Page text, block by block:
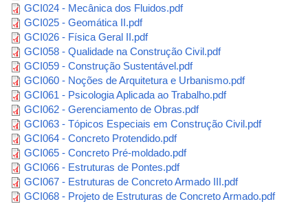
GCI024 - Mecânica dos Fluidos.pdf
GCI025 - Geomática II.pdf
GCI026 - Física Geral II.pdf
GCI058 - Qualidade na Construção Civil.pdf
GCI059 - Construção Sustentável.pdf
GCI060 - Noções de Arquitetura e Urbanismo.pdf
GCI061 - Psicologia Aplicada ao Trabalho.pdf
GCI062 - Gerenciamento de Obras.pdf
GCI063 - Tópicos Especiais em Construção Civil.pdf
GCI064 - Concreto Protendido.pdf
GCI065 - Concreto Pré-moldado.pdf
GCI066 - Estruturas de Pontes.pdf
GCI067 - Estruturas de Concreto Armado III.pdf
GCI068 - Projeto de Estruturas de Concreto Armado.pdf